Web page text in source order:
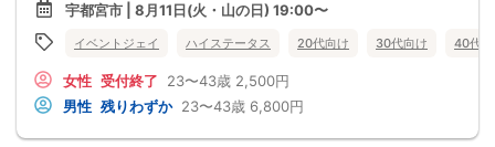
宇都宮市 | 8月11日(火・山の日) 19:00〜
イベントジェイ ハイステータス 20代向け 30代向け 40代
女性 受付終了 23〜43歳 2,500円
男性 残りわずか 23〜43歳 6,800円